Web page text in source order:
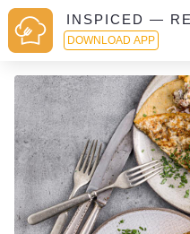
INSPICED —
DOWNLOAD APP